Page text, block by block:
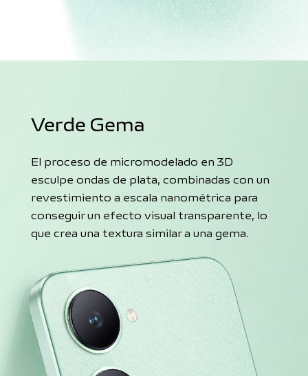
Verde Gema
El proceso de micromodelado en 3D
esculpe ondas de plata, combinadas con un
revestimiento a escala nanométrica para
conseguir un efecto visual transparente, lo
que crea una textura similar a una gema.